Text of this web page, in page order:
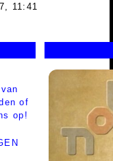
11:41
of
op!